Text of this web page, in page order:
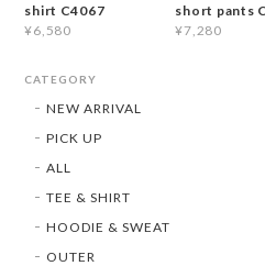
shirt C4067
¥6,580
short pants
¥7,280
CATEGORY
NEW ARRIVAL
PICK UP
ALL
TEE & SHIRT
HOODIE & SWEAT
OUTER